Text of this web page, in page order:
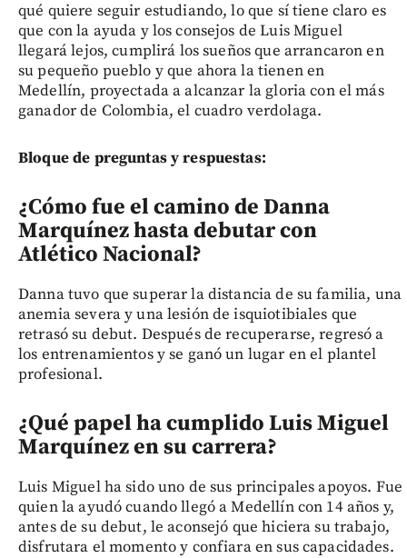
qué quiere seguir estudiando, lo que sí tiene claro es
que con la ayuda y los consejos de Luis Miguel
llegará lejos, cumplirá los sueños que arrancaron en
su pequeño pueblo y que ahora la tienen en
Medellín, proyectada a alcanzar la gloria con el más
ganador de Colombia, el cuadro verdolaga.
Bloque de preguntas y respuestas:
¿Cómo fue el camino de Danna
Marquínez hasta debutar con
Atlético Nacional?
Danna tuvo que superar la distancia de su familia, una
anemia severa y una lesión de isquiotibiales que
retrasó su debut. Después de recuperarse, regresó a
los entrenamientos y se ganó un lugar en el plantel
profesional.
¿Qué papel ha cumplido Luis Miguel
Marquínez en su carrera?
Luis Miguel ha sido uno de sus principales apoyos. Fue
quien la ayudó cuando llegó a Medellín con 14 años y,
antes de su debut, le aconsejó que hiciera su trabajo,
disfrutara el momento y confiara en sus capacidades.